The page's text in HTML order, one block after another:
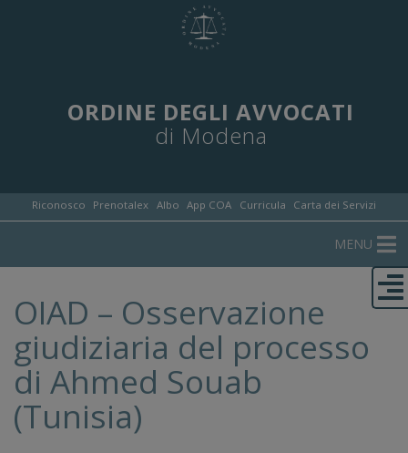
ORDINE DEGLI AVVOCATI
di Modena
Riconosco Prenotalex Albo App COA Curricula Carta dei Servizi
MENU
OIAD – Osservazione
giudiziaria del processo
di Ahmed Souab
(Tunisia)